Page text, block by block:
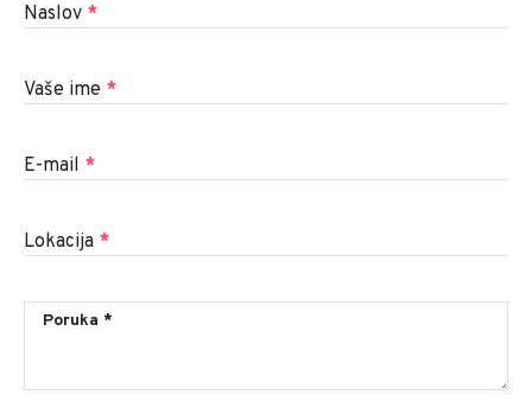
Naslov *
Vaše ime *
E-mail *
Lokacija *